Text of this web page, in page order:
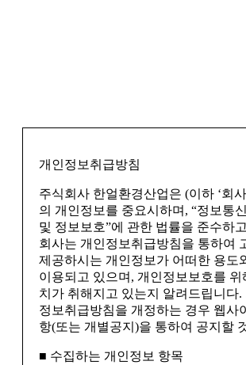
개인정보취급방침
주식회사 한얼환경산업은 (이하 ‘회
의 개인정보를 중요시하며, “정보통
및 정보보호”에 관한 법률을 준수하
회사는 개인정보취급방침을 통하여
제공하시는 개인정보가 어떠한 용도
이용되고 있으며, 개인정보보호를 위
치가 취해지고 있는지 알려드립니다.
정보취급방침을 개정하는 경우 웹사
항(또는 개별공지)을 통하여 공지할
■ 수집하는 개인정보 항목